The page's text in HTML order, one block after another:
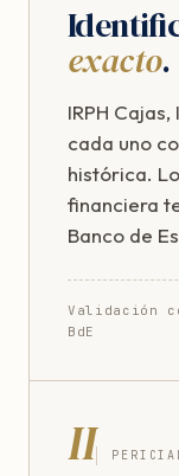
exacto.
IRPH Cajas,
cada uno
histórica.
financiera
Banco de
Validación
BdE
II PERICIAL